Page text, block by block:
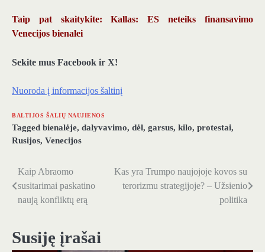
Taip pat skaitykite: Kallas: ES neteiks finansavimo
Venecijos bienalei
Sekite mus Facebook ir X!
Nuoroda į informacijos šaltinį
BALTIJOS ŠALIŲ NAUJIENOS
Tagged bienalėje, dalyvavimo, dėl, garsus, kilo, protestai,
Rusijos, Venecijos
Navigacija
tarp
Kaip Abraomo
susitarimai paskatino
naują konfliktų erą
Kas yra Trumpo naujojoje kovos su
terorizmu strategijoje? – Užsienio
politika
Susiję įrašai